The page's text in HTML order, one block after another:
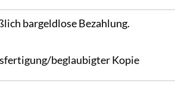
bargeldlose Bezahlung.
beglaubigterKopie